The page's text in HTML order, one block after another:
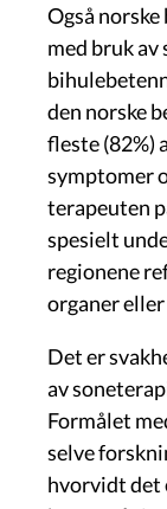
Også
med bruk
den norske
fleste (82%)
symptomer
terapeuten
spesielt
regionene
organer
Det er
av
Formålet
selve
hvorvidt det